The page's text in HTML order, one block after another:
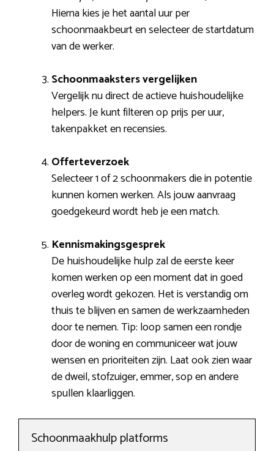
Hierna kies je het aantal uur per
schoonmaakbeurt en selecteer de startdatum
van de werker.
Schoonmaaksters vergelijken
Vergelijk nu direct de actieve huishoudelijke
helpers. Je kunt filteren op prijs per uur,
takenpakket en recensies.
Offerteverzoek
Selecteer 1 of 2 schoonmakers die in potentie
kunnen komen werken. Als jouw aanvraag
goedgekeurd wordt heb je een match.
Kennismakingsgesprek
De huishoudelijke hulp zal de eerste keer
komen werken op een moment dat in goed
overleg wordt gekozen. Het is verstandig om
thuis te blijven en samen de werkzaamheden
door te nemen. Tip: loop samen een rondje
door de woning en communiceer wat jouw
wensen en prioriteiten zijn. Laat ook zien waar
de dweil, stofzuiger, emmer, sop en andere
spullen klaarliggen.
Schoonmaakhulp platforms